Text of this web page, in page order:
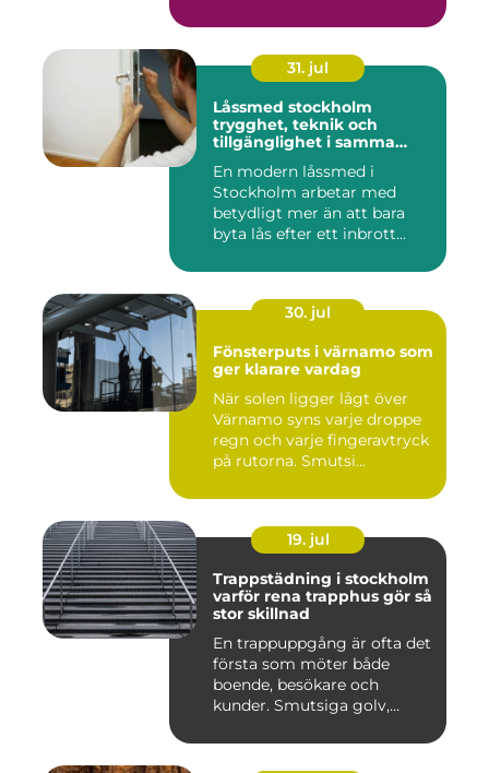
31. jul
Låssmed stockholm
trygghet, teknik och
tillgänglighet i samma
En modern låssmed i
Stockholm arbetar med
betydligt mer än att bara
byta lås efter ett inbrott
30. jul
Fönsterputs i värnamo som
ger klarare vardag
När solen ligger lågt över
Värnamo syns varje droppe
regn och varje fingeravtryck
på rutorna. Smutsi...
19. jul
Trappstädning i stockholm
varför rena trapphus gör så
stor skillnad
En trappuppgång är ofta det
första som möter både
boende, besökare och
kunder. Smutsiga golv,